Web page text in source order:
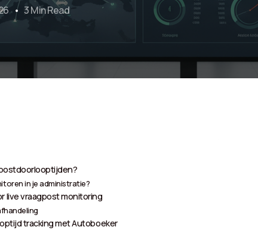
3 Min Read
in je administratie?
live vraagpost monitoring
tracking met Autoboeker